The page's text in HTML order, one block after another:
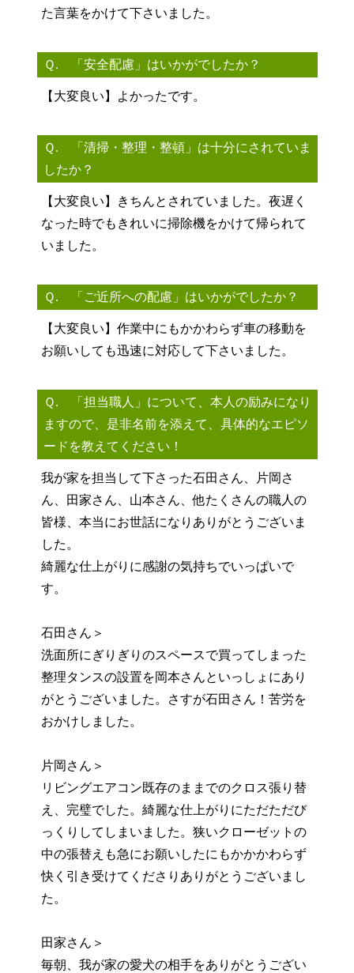
た言葉をかけて下さいました。
Ｑ. 「安全配慮」はいかがでしたか？
【大変良い】よかったです。
Ｑ. 「清掃・整理・整頓」は十分にされていま
したか？
【大変良い】きちんとされていました。夜遅く
なった時でもきれいに掃除機をかけて帰られて
いました。
Ｑ. 「ご近所への配慮」はいかがでしたか？
【大変良い】作業中にもかかわらず車の移動を
お願いしても迅速に対応して下さいました。
Ｑ. 「担当職人」について、本人の励みになり
ますので、是非名前を添えて、具体的なエピソ
ードを教えてください！
我が家を担当して下さった石田さん、片岡さ
ん、田家さん、山本さん、他たくさんの職人の
皆様、本当にお世話になりありがとうございま
した。
綺麗な仕上がりに感謝の気持ちでいっぱいで
す。
石田さん＞
洗面所にぎりぎりのスペースで買ってしまった
整理タンスの設置を岡本さんといっしょにあり
がとうございました。さすが石田さん！苦労を
おかけしました。
片岡さん＞
リビングエアコン既存のままでのクロス張り替
え、完璧でした。綺麗な仕上がりにただただび
っくりしてしまいました。狭いクローゼットの
中の張替えも急にお願いしたにもかかかわらず
快く引き受けてくださりありがとうございまし
た。
田家さん＞
毎朝、我が家の愛犬の相手をありがとうござい